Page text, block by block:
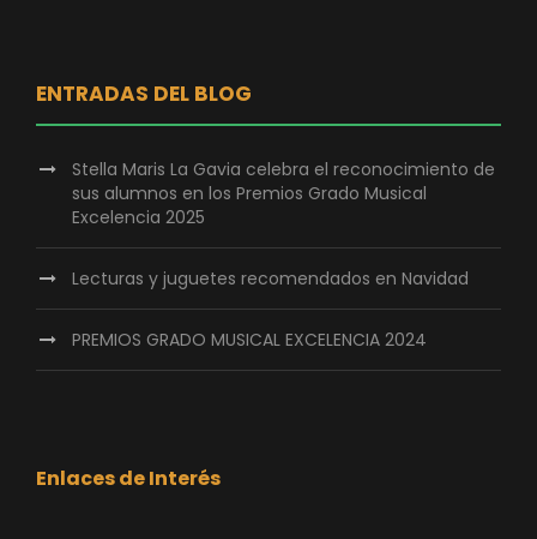
ENTRADAS DEL BLOG
Stella Maris La Gavia celebra el reconocimiento de
sus alumnos en los Premios Grado Musical
Excelencia 2025
Lecturas y juguetes recomendados en Navidad
PREMIOS GRADO MUSICAL EXCELENCIA 2024
Enlaces de Interés